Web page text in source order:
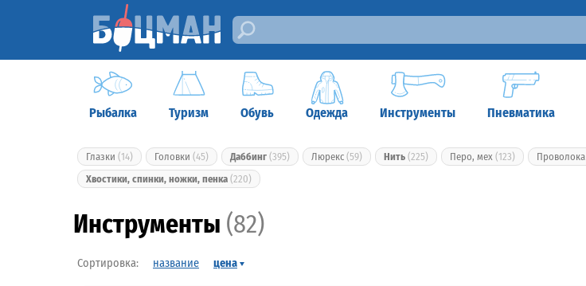
Рыбалка Туризм Обувь Одежда Инструменты Пневматика
Глазки (14) Головки (45) Даббинг (395) Люрекс (59) Нить (225) Перо, мех (123) Проволока
Хвостики, спинки, ножки, пенка (220)
Инструменты (82)
название цена